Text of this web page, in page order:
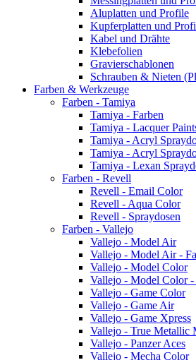
Aluplatten und Profile
Kupferplatten und
Kabel und Drähte
Klebefolien
Gravierschablonen
Schrauben & Nieten
Farben & Werkzeuge
Farben - Tamiya
Tamiya - Farben
Tamiya - Lacquer
Tamiya - Acryl
Tamiya - Acryl
Tamiya - Lexan
Farben - Revell
Revell - Email Color
Revell - Aqua Color
Revell - Spraydosen
Farben - Vallejo
Vallejo - Model Air
Vallejo - Model Air -
Vallejo - Model Color
Vallejo - Model Color -
Vallejo - Game Color
Vallejo - Game Air
Vallejo - Game Xpress
Vallejo - True Metallic
Vallejo - Panzer Aces
Vallejo - Mecha Color